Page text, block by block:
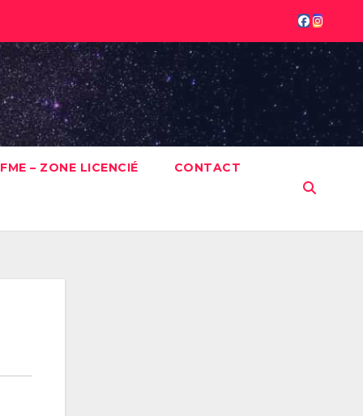
– ZONE LICENCIÉ CONTACT